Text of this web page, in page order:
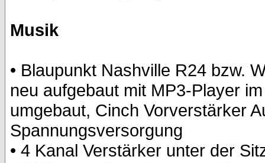
Musik
• Blaupunkt Nashville R24 bzw.
neu aufgebaut mit MP3-Player
umgebaut, Cinch Vorverstärker
Spannungsversorgung
• 4 Kanal Verstärker unter der